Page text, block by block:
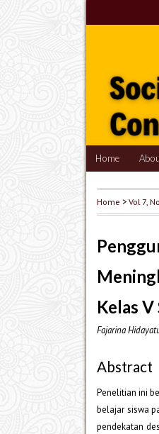
Home
Home >Vol 7,
Kelas
Fajarina
Abstract
Penelitian ini
belajar siswa
pendekatan